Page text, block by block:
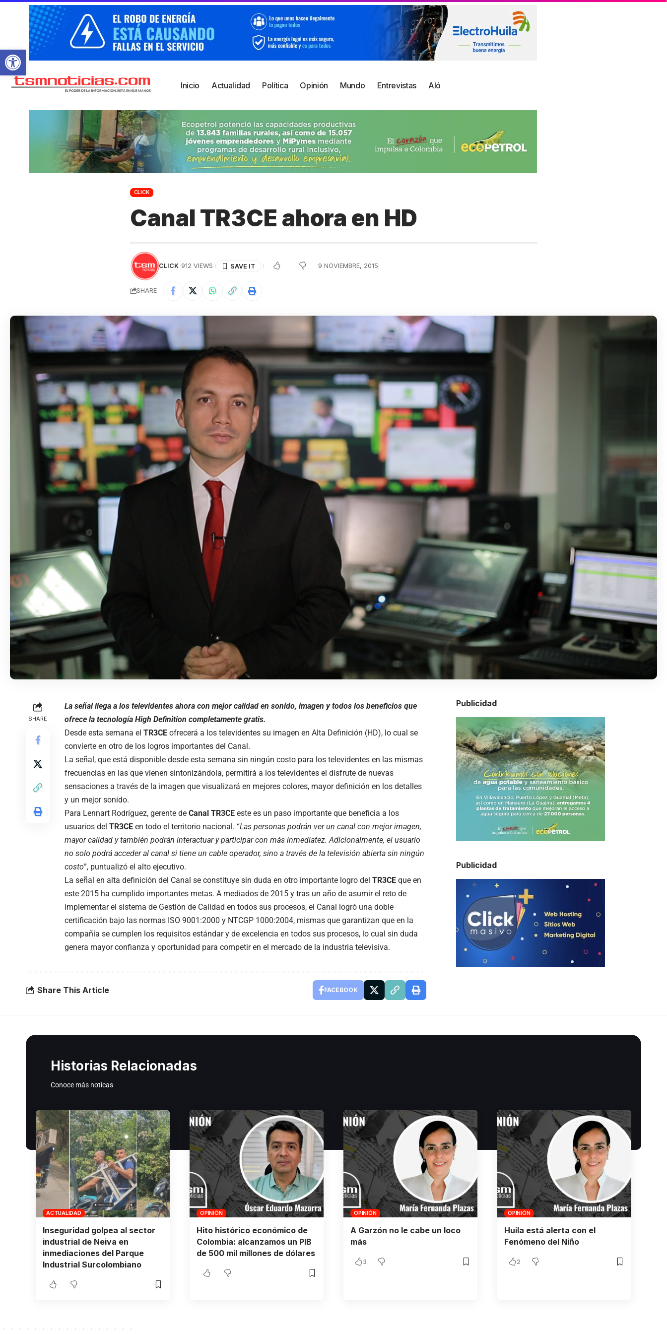
Abrir barra de herramientas
Inicio Actualidad Política Opinión Mundo Entrevistas Aló
CLICK
Canal TR3CE ahora en HD
CLICK 912 VIEWS 9 NOVIEMBRE, 2015
SHARE
SHARE
La señal llega a los televidentes ahora con mejor calidad en sonido, imagen y todos los beneficios que
ofrece la tecnología High Definition completamente gratis.
Desde esta semana el TR3CE ofrecerá a los televidentes su imagen en Alta Definición (HD), lo cual se
convierte en otro de los logros importantes del Canal.
La señal, que está disponible desde esta semana sin ningún costo para los televidentes en las mismas
frecuencias en las que vienen sintonizándola, permitirá a los televidentes el disfrute de nuevas
sensaciones a través de la imagen que visualizará en mejores colores, mayor definición en los detalles
y un mejor sonido.
Para Lennart Rodríguez, gerente de Canal TR3CE este es un paso importante que beneficia a los
usuarios del TR3CE en todo el territorio nacional. “Las personas podrán ver un canal con mejor imagen,
mayor calidad y también podrán interactuar y participar con más inmediatez. Adicionalmente, el usuario
no solo podrá acceder al canal si tiene un cable operador, sino a través de la televisión abierta sin ningún
costo”, puntualizó el alto ejecutivo.
La señal en alta definición del Canal se constituye sin duda en otro importante logro del TR3CE que en
este 2015 ha cumplido importantes metas. A mediados de 2015 y tras un año de asumir el reto de
implementar el sistema de Gestión de Calidad en todos sus procesos, el Canal logró una doble
certificación bajo las normas ISO 9001:2000 y NTCGP 1000:2004, mismas que garantizan que en la
compañía se cumplen los requisitos estándar y de excelencia en todos sus procesos, lo cual sin duda
genera mayor confianza y oportunidad para competir en el mercado de la industria televisiva.
Share This Article FACEBOOK
Publicidad
Publicidad
Historias Relacionadas
Conoce más noticas
ACTUALIDAD
Inseguridad golpea al sector
industrial de Neiva en
inmediaciones del Parque
Industrial Surcolombiano
OPINIÓN
Hito histórico económico de
Colombia: alcanzamos un PIB
de 500 mil millones de dólares
OPINIÓN
A Garzón no le cabe un loco
más
3
OPINIÓN
Huila está alerta con el
Fenómeno del Niño
2